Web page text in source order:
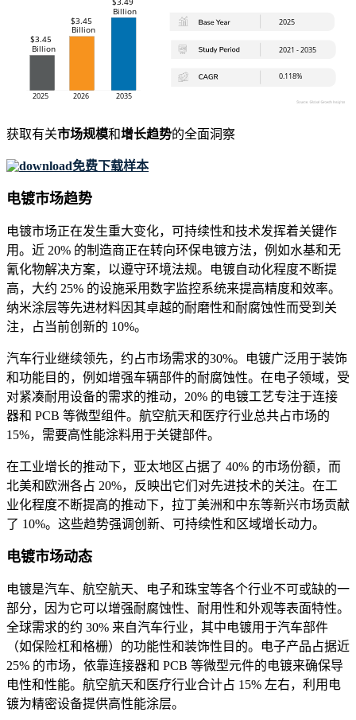
获取有关市场规模和增长趋势的全面洞察
免费下载样本
电镀市场趋势
电镀市场正在发生重大变化，可持续性和技术发挥着关键作
用。近 20% 的制造商正在转向环保电镀方法，例如水基和无
氰化物解决方案，以遵守环境法规。电镀自动化程度不断提
高，大约 25% 的设施采用数字监控系统来提高精度和效率。
纳米涂层等先进材料因其卓越的耐磨性和耐腐蚀性而受到关
注，占当前创新的 10%。
汽车行业继续领先，约占市场需求的30%。电镀广泛用于装饰
和功能目的，例如增强车辆部件的耐腐蚀性。在电子领域，受
对紧凑耐用设备的需求的推动，20% 的电镀工艺专注于连接
器和 PCB 等微型组件。航空航天和医疗行业总共占市场的
15%，需要高性能涂料用于关键部件。
在工业增长的推动下，亚太地区占据了 40% 的市场份额，而
北美和欧洲各占 20%，反映出它们对先进技术的关注。在工
业化程度不断提高的推动下，拉丁美洲和中东等新兴市场贡献
了 10%。这些趋势强调创新、可持续性和区域增长动力。
电镀市场动态
电镀是汽车、航空航天、电子和珠宝等各个行业不可或缺的一
部分，因为它可以增强耐腐蚀性、耐用性和外观等表面特性。
全球需求的约 30% 来自汽车行业，其中电镀用于汽车部件
（如保险杠和格栅）的功能性和装饰性目的。电子产品占据近
25% 的市场，依靠连接器和 PCB 等微型元件的电镀来确保导
电性和性能。航空航天和医疗行业合计占 15% 左右，利用电
镀为精密设备提供高性能涂层。